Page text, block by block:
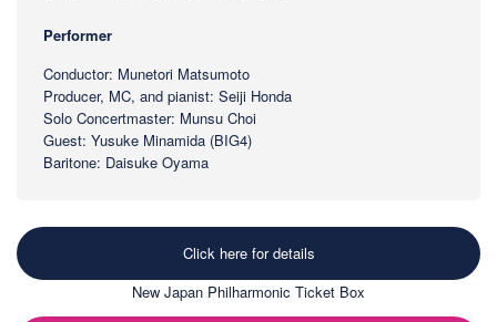
Performer
Conductor: Munetori Matsumoto
Producer, MC, and pianist: Seiji Honda
Solo Concertmaster: Munsu Choi
Guest: Yusuke Minamida (BIG4)
Baritone: Daisuke Oyama
Click here for details
New Japan Philharmonic Ticket Box